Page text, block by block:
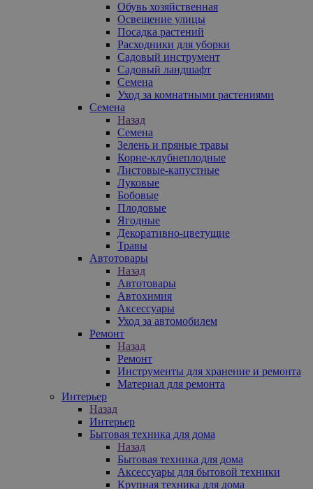
Обувь хозяйственная
Освещение улицы
Посадка растений
Расходники для уборки
Садовый инструмент
Садовый ландшафт
Семена
Уход за комнатными растениями
Семена
Назад
Семена
Зелень и пряные травы
Корне-клубнеплодные
Листовые-капустные
Луковые
Бобовые
Плодовые
Ягодные
Декоративно-цветущие
Травы
Автотовары
Назад
Автотовары
Автохимия
Аксессуары
Уход за автомобилем
Ремонт
Назад
Ремонт
Инструменты для хранение и ремонта
Материал для ремонта
Интерьер
Назад
Интерьер
Бытовая техника для дома
Назад
Бытовая техника для дома
Аксессуары для бытовой техники
Крупная техника для дома